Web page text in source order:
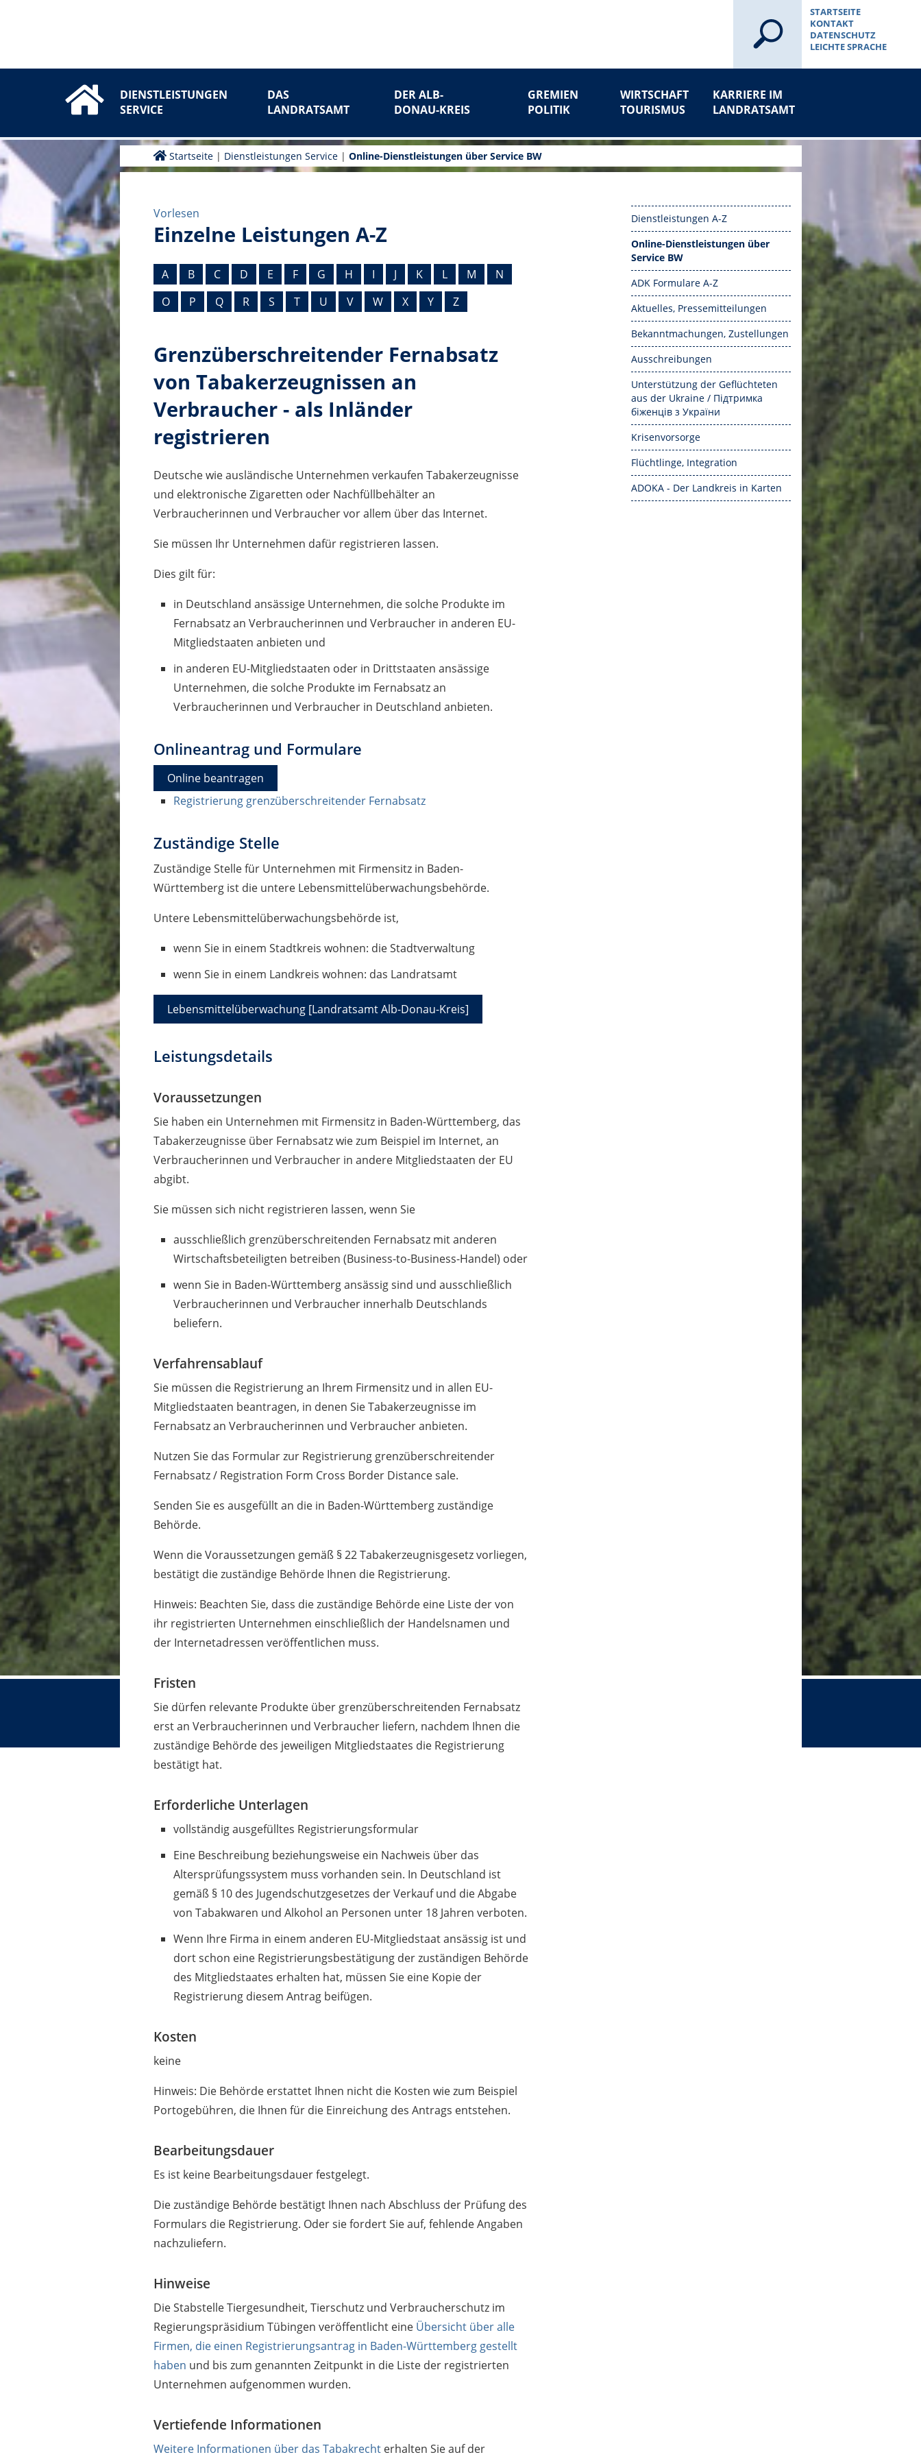
STARTSEITE
KONTAKT
DATENSCHUTZ
LEICHTE SPRACHE
DIENSTLEISTUNGEN
SERVICE
DAS
LANDRATSAMT
DER ALB-
DONAU-KREIS
GREMIEN
POLITIK
WIRTSCHAFT
TOURISMUS
KARRIERE IM
LANDRATSAMT
Startseite | Dienstleistungen Service |Online-Dienstleistungen über Service BW
Vorlesen
Einzelne Leistungen A-Z
A B C D E F G H I J K L M
N
O
P Q R S T U V W X Y Z
Grenzüberschreitender Fernabsatz
von Tabakerzeugnissen an
Verbraucher - als Inländer
registrieren
Deutsche wie ausländische Unternehmen verkaufen Tabakerzeugnisse
und elektronische Zigaretten oder Nachfüllbehälter an
Verbraucherinnen und Verbraucher vor allem über das Internet.
Sie müssen Ihr Unternehmen dafür registrieren lassen.
Dies gilt für:
in Deutschland ansässige Unternehmen, die solche Produkte im
Fernabsatz an Verbraucherinnen und Verbraucher in anderen EU-
Mitgliedstaaten anbieten und
in anderen EU-Mitgliedstaaten oder in Drittstaaten ansässige
Unternehmen, die solche Produkte im Fernabsatz an
Verbraucherinnen und Verbraucher in Deutschland anbieten.
Onlineantrag und Formulare
Online beantragen
Registrierung grenzüberschreitender Fernabsatz
Zuständige Stelle
Zuständige Stelle für Unternehmen mit Firmensitz in Baden-
Württemberg ist die untere Lebensmittelüberwachungsbehörde.
Untere Lebensmittelüberwachungsbehörde ist,
wenn Sie in einem Stadtkreis wohnen: die Stadtverwaltung
wenn Sie in einem Landkreis wohnen: das Landratsamt
Lebensmittelüberwachung [Landratsamt Alb-Donau-Kreis]
Leistungsdetails
Voraussetzungen
Sie haben ein Unternehmen mit Firmensitz in Baden-Württemberg, das
Tabakerzeugnisse über Fernabsatz wie zum Beispiel im Internet, an
Verbraucherinnen und Verbraucher in andere Mitgliedstaaten der EU
abgibt.
Sie müssen sich nicht registrieren lassen, wenn Sie
ausschließlich grenzüberschreitenden Fernabsatz mit anderen
Wirtschaftsbeteiligten betreiben (Business-to-Business-Handel) oder
wenn Sie in Baden-Württemberg ansässig sind und ausschließlich
Verbraucherinnen und Verbraucher innerhalb Deutschlands
beliefern.
Verfahrensablauf
Sie müssen die Registrierung an Ihrem Firmensitz und in allen EU-
Mitgliedstaaten beantragen, in denen Sie Tabakerzeugnisse im
Fernabsatz an Verbraucherinnen und Verbraucher anbieten.
Nutzen Sie das Formular zur Registrierung grenzüberschreitender
Fernabsatz / Registration Form Cross Border Distance sale.
Senden Sie es ausgefüllt an die in Baden-Württemberg zuständige
Behörde.
Wenn die Voraussetzungen gemäß § 22 Tabakerzeugnisgesetz vorliegen,
bestätigt die zuständige Behörde Ihnen die Registrierung.
Hinweis: Beachten Sie, dass die zuständige Behörde eine Liste der von
ihr registrierten Unternehmen einschließlich der Handelsnamen und
der Internetadressen veröffentlichen muss.
Fristen
Sie dürfen relevante Produkte über grenzüberschreitenden Fernabsatz
erst an Verbraucherinnen und Verbraucher liefern, nachdem Ihnen die
zuständige Behörde des jeweiligen Mitgliedstaates die Registrierung
bestätigt hat.
Erforderliche Unterlagen
vollständig ausgefülltes Registrierungsformular
Eine Beschreibung beziehungsweise ein Nachweis über das
Altersprüfungssystem muss vorhanden sein. In Deutschland ist
gemäß § 10 des Jugendschutzgesetzes der Verkauf und die Abgabe
von Tabakwaren und Alkohol an Personen unter 18 Jahren verboten.
Wenn Ihre Firma in einem anderen EU-Mitgliedstaat ansässig ist und
dort schon eine Registrierungsbestätigung der zuständigen Behörde
des Mitgliedstaates erhalten hat, müssen Sie eine Kopie der
Registrierung diesem Antrag beifügen.
Kosten
keine
Hinweis: Die Behörde erstattet Ihnen nicht die Kosten wie zum Beispiel
Portogebühren, die Ihnen für die Einreichung des Antrags entstehen.
Bearbeitungsdauer
Es ist keine Bearbeitungsdauer festgelegt.
Die zuständige Behörde bestätigt Ihnen nach Abschluss der Prüfung des
Formulars die Registrierung. Oder sie fordert Sie auf, fehlende Angaben
nachzuliefern.
Hinweise
Die StabstelleTiergesundheit, Tierschutz und Verbraucherschutz im
Regierungspräsidium Tübingen veröffentlicht eine Übersicht über alle
Firmen, die einen Registrierungsantrag in Baden-Württemberg gestellt
haben und bis zum genannten Zeitpunkt in die Liste der registrierten
Unternehmen aufgenommen wurden.
Vertiefende Informationen
Weitere Informationen über das Tabakrecht erhalten Sie auf der
Dienstleistungen A-Z
Online-Dienstleistungen über
Service BW
ADK Formulare A-Z
Aktuelles, Pressemitteilungen
Bekanntmachungen, Zustellungen
Ausschreibungen
Unterstützung der Geflüchteten
aus der Ukraine / Підтримка
біженців з України
Krisenvorsorge
Flüchtlinge, Integration
ADOKA - Der Landkreis in Karten